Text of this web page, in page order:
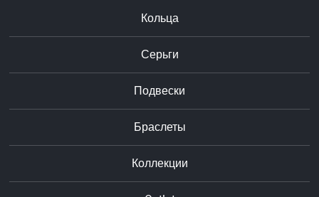
Кольца
Серьги
Подвески
Браслеты
Коллекции